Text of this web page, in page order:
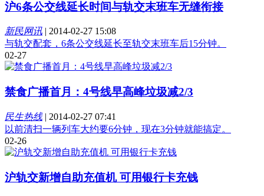
沪6条公交线延长时间与轨交末班车无缝衔接
新民网讯 | 2014-02-27 15:08
与轨交配套，6条公交线延长至轨交末班车后15分钟。
02-27
禁食广播首月：4号线早高峰垃圾减2/3
民生热线| 2014-02-27 07:41
以前清扫一辆列车大约要6分钟，现在3分钟就能搞定。
02-26
沪轨交新增自助充值机 可用银行卡充钱